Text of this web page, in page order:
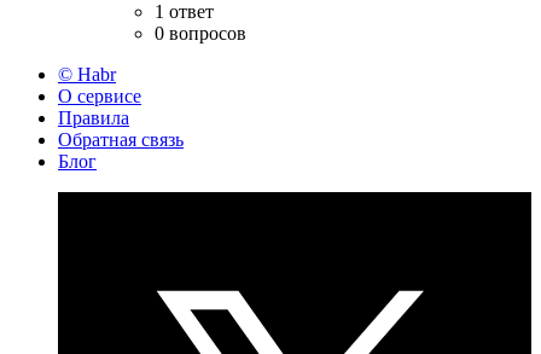
1 ответ
0 вопросов
© Habr
О сервисе
Правила
Обратная связь
Блог